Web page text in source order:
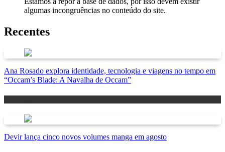
algumas incongruências no conteúdo do site.
Recentes
Ana Rosado explora identidade, tecnologia e viagens no tempo em
“Occam’s Blade: A Navalha de Occam”
Devir lança cinco novos volumes manga em agosto